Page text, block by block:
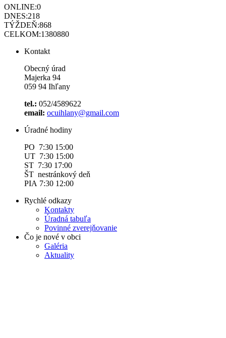
ONLINE:0
DNES:218
TÝŽDEŇ:868
CELKOM:1380880
Kontakt
Obecný úrad
Majerka 94
059 94 Ihľany
tel.: 052/4589622
email: ocuihlany@gmail.com
Úradné hodiny
PO 7:30 15:00
UT 7:30 15:00
ST 7:30 17:00
ŠT nestránkový deň
PIA 7:30 12:00
Rychlé odkazy
Kontakty
Úradná tabuľa
Povinné zverejňovanie
Čo je nové v obci
Galéria
Aktuality